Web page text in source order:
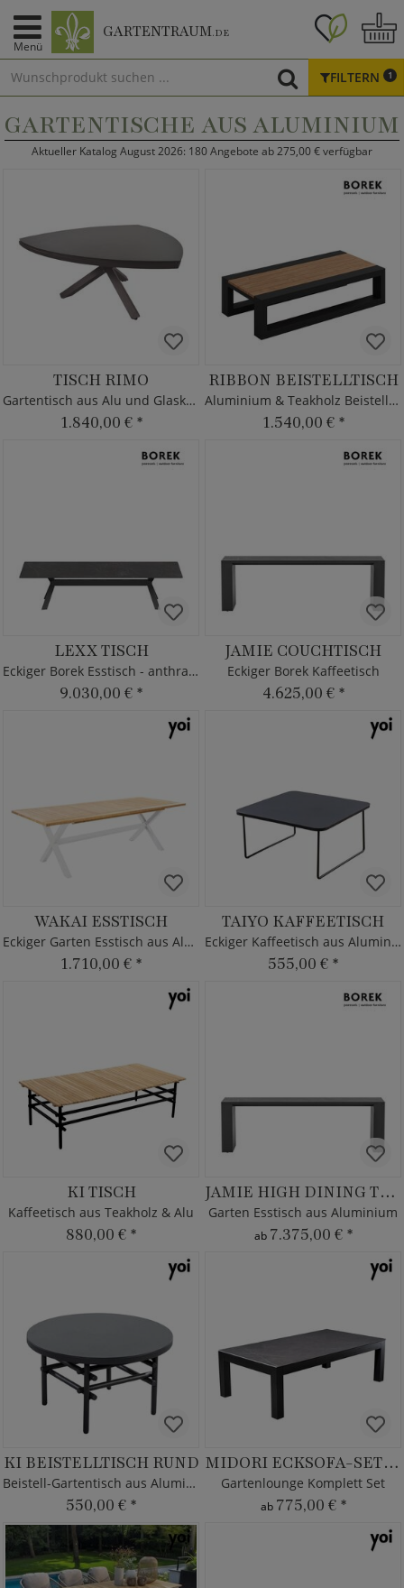
Menü
GARTENTRAUM.DE
FILTERN 1
GARTENTISCHE AUS ALUMINIUM
Aktueller Katalog August 2026: 180 Angebote ab 275,00 € verfügbar
TISCH RIMO
Gartentisch aus Alu und Glaskeramik
1.840,00 € *
RIBBON BEISTELLTISCH
Aluminium & Teakholz Beistelltisch
1.540,00 € *
LEXX TISCH
Eckiger Borek Esstisch - anthrazit
9.030,00 € *
JAMIE COUCHTISCH
Eckiger Borek Kaffeetisch
4.625,00 € *
WAKAI ESSTISCH
Eckiger Garten Esstisch aus Alu & Teak
1.710,00 € *
TAIYO KAFFEETISCH
Eckiger Kaffeetisch aus Aluminium
555,00 € *
KI TISCH
Kaffeetisch aus Teakholz & Alu
880,00 € *
JAMIE HIGH DINING TISCH
Garten Esstisch aus Aluminium
ab 7.375,00 € *
KI BEISTELLTISCH RUND
Beistell-Gartentisch aus Aluminium
550,00 € *
MIDORI ECKSOFA-SET XL
Gartenlounge Komplett Set
ab 775,00 € *